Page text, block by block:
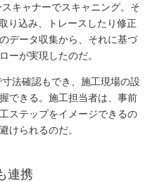
キャナーでスキャニング。そ
り込み、トレースしたり修正
データ収集から、それに基づ
ーが実現したのだ。
法確認もでき、施工現場の設
できる。施工担当者は、事前
ステップをイメージできるの
けられるのだ。
連携